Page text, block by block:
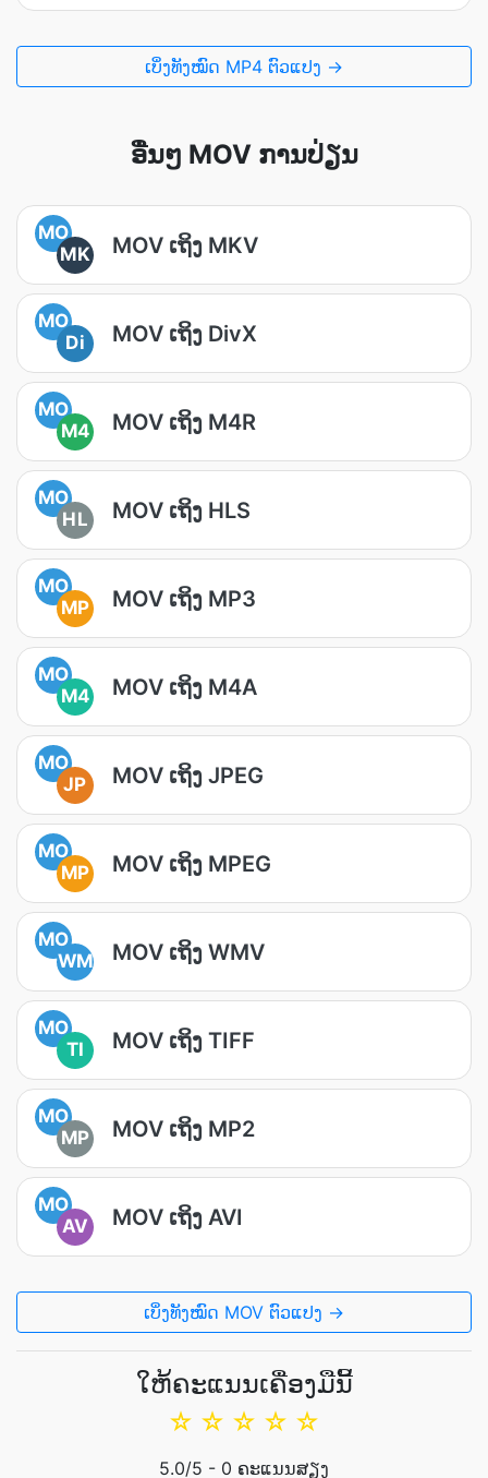
ເບິ່ງທັງໝົດ MP4 ຕົວແປງ →
ອື່ນໆ MOV ການປ່ຽນ
MO
MK
MOV ເຖິງ MKV
MO
Di
MOV ເຖິງ DivX
MO
M4
MOV ເຖິງ M4R
MO
HL
MOV ເຖິງ HLS
MO
MP
MOV ເຖິງ MP3
MO
M4
MOV ເຖິງ M4A
MO
JP
MOV ເຖິງ JPEG
MO
MP
MOV ເຖິງ MPEG
MO
WM
MOV ເຖິງ WMV
MO
TI
MOV ເຖິງ TIFF
MO
MP
MOV ເຖິງ MP2
MO
AV
MOV ເຖິງ AVI
ເບິ່ງທັງໝົດ MOV ຕົວແປງ →
ໃຫ້ຄະແນນເຄື່ອງມືນີ້
☆
☆
☆
☆
☆
5.0/5 - 0 ຄະແນນສຽງ